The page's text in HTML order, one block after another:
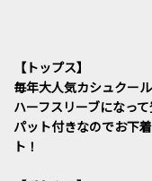
【トップス】
毎年大人気カシュクー
ハーフスリーブになっ
パット付きなのでお下
ト！